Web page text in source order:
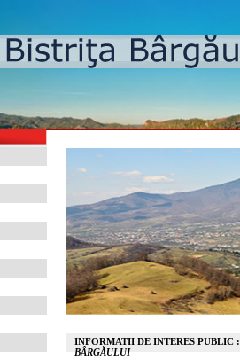
INFORMATII DE INTERES PUBLIC
BÂRGĂULUI